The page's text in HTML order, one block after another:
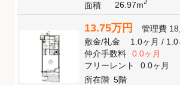
面積
26.97m
13.75万円 管理費
敷金/礼金 1.0ヶ月/ 1.0
仲介手数料
0.0ヶ月
フリーレント
0.0ヶ月
所在階 5階